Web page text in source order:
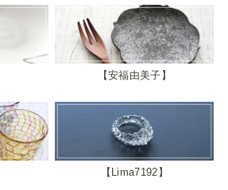
安福由美子
Lima7192